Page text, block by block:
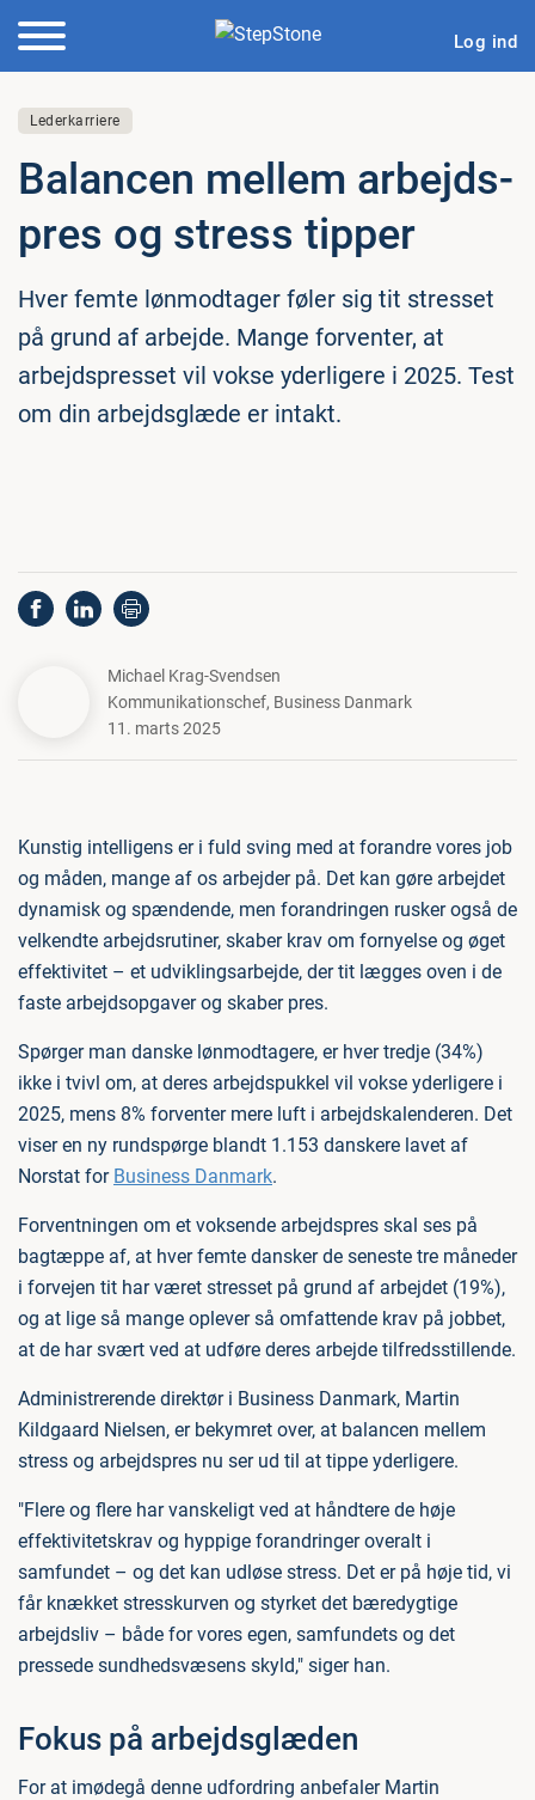
Log ind
Lederkarriere
Balancen mellem ar­bejds­
pres og stress tipper
Hver femte lønmodtager føler sig tit stresset
på grund af arbejde. Mange forventer, at
arbejdspresset vil vokse yderligere i 2025. Test
om din arbejdsglæde er intakt.
Michael Krag-Svendsen
Kommunikationschef, Business Danmark
11. marts 2025
Kunstig intelligens er i fuld sving med at forandre vores job
og måden, mange af os arbejder på. Det kan gøre arbejdet
dynamisk og spændende, men forandringen rusker også de
velkendte arbejdsrutiner, skaber krav om fornyelse og øget
effektivitet – et udviklingsarbejde, der tit lægges oven i de
faste arbejdsopgaver og skaber pres.
Spørger man danske lønmodtagere, er hver tredje (34%)
ikke i tvivl om, at deres arbejdspukkel vil vokse yderligere i
2025, mens 8% forventer mere luft i arbejdskalenderen. Det
viser en ny rundspørge blandt 1.153 danskere lavet af
Norstat for Business Danmark.
Forventningen om et voksende arbejdspres skal ses på
bagtæppe af, at hver femte dansker de seneste tre måneder
i forvejen tit har været stresset på grund af arbejdet (19%),
og at lige så mange oplever så omfattende krav på jobbet,
at de har svært ved at udføre deres arbejde tilfredsstillende.
Administrerende direktør i Business Danmark, Martin
Kildgaard Nielsen, er bekymret over, at balancen mellem
stress og arbejdspres nu ser ud til at tippe yderligere.
"Flere og flere har vanskeligt ved at håndtere de høje
effektivitetskrav og hyppige forandringer overalt i
samfundet – og det kan udløse stress. Det er på høje tid, vi
får knækket stresskurven og styrket det bæredygtige
arbejdsliv – både for vores egen, samfundets og det
pressede sundhedsvæsens skyld," siger han.
Fokus på arbejdsglæden
For at imødegå denne udfordring anbefaler Martin